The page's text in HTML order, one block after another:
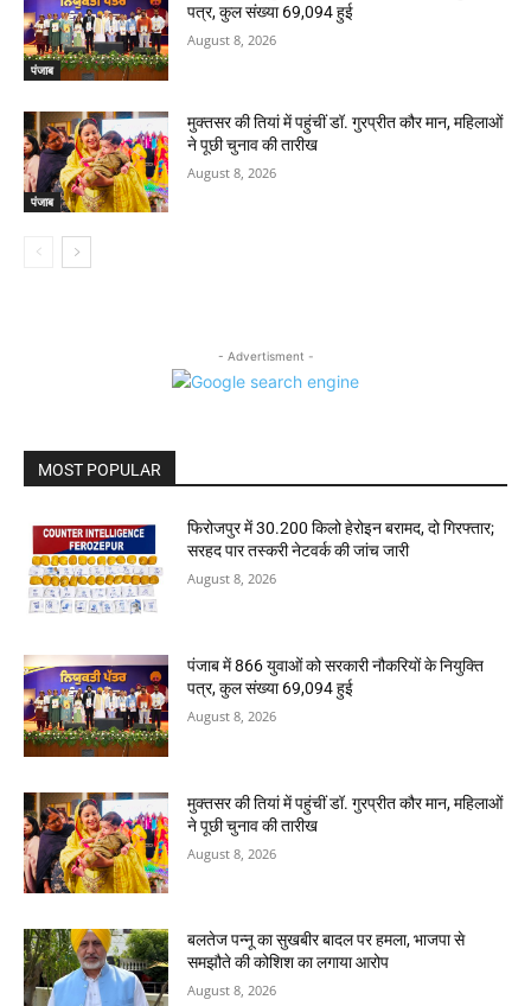
पंजाब
पत्र, कुल संख्या 69,094 हुई
August 8, 2026
पंजाब
मुक्तसर की तियां में पहुंचीं डॉ. गुरप्रीत कौर मान, महिलाओं
ने पूछी चुनाव की तारीख
August 8, 2026
- Advertisment -
MOST POPULAR
फिरोजपुर में 30.200 किलो हेरोइन बरामद, दो गिरफ्तार;
सरहद पार तस्करी नेटवर्क की जांच जारी
August 8, 2026
पंजाब में 866 युवाओं को सरकारी नौकरियों के नियुक्ति
पत्र, कुल संख्या 69,094 हुई
August 8, 2026
मुक्तसर की तियां में पहुंचीं डॉ. गुरप्रीत कौर मान, महिलाओं
ने पूछी चुनाव की तारीख
August 8, 2026
बलतेज पन्नू का सुखबीर बादल पर हमला, भाजपा से
समझौते की कोशिश का लगाया आरोप
August 8, 2026